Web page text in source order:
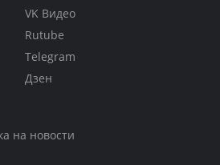
VK Видео
Rutube
Telegram
Дзен
на новости